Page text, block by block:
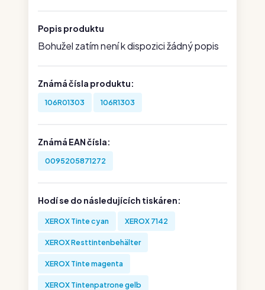
Popis produktu
Bohužel zatím není k dispozici žádný popis
Známá čísla produktu:
106R01303 106R1303
Známá EAN čísla:
0095205871272
Hodí se do následujících tiskáren:
XEROX Tinte cyan XEROX 7142
XEROX Resttintenbehälter
XEROX Tinte magenta
XEROX Tintenpatrone gelb